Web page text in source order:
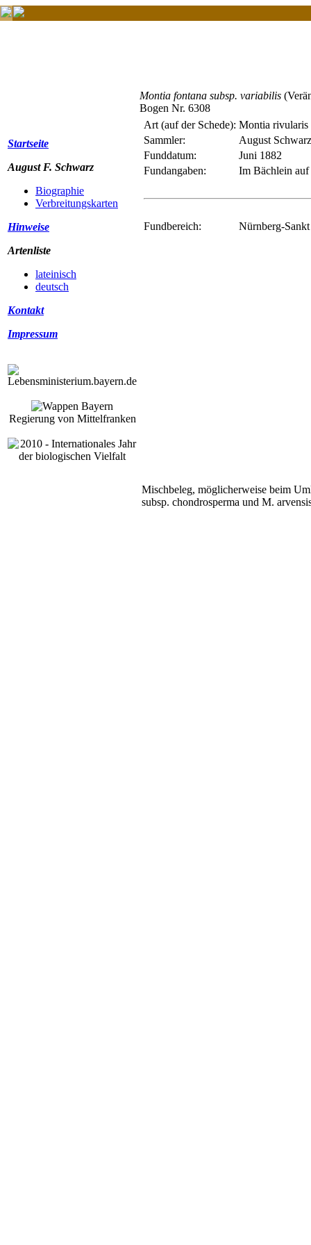
Startseite
August F. Schwarz
Biographie
Verbreitungskarten
Hinweise
Artenliste
lateinisch
deutsch
Kontakt
Impressum
Regierung von Mittelfranken
Montia fontana subsp. variabilis
Bogen Nr. 6308
Art (auf der Schede): Montia rivularis
Sammler:
August Schwarz
Funddatum:
Juni 1882
Fundangaben:
Im Bächlein auf
Fundbereich: Nürnberg-
Mischbeleg, möglicherweise beim
subsp. chondrosperma und M.